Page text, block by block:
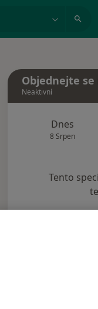
Objednejte se
Neaktivní
Dnes
8 Srpen
Tento